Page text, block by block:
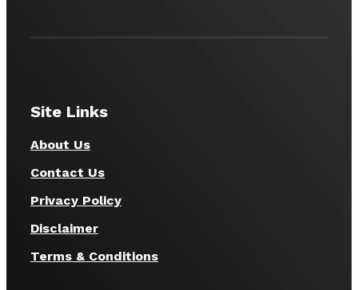
Site Links
About Us
Contact Us
Privacy Policy
Disclaimer
Terms & Conditions